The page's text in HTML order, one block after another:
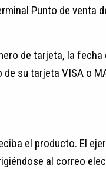
Punto de venta
de tarjeta, la fecha
su tarjeta VISA o
el producto. El
al correo